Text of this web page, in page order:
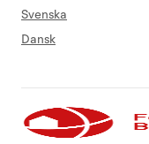
Svenska
Dansk